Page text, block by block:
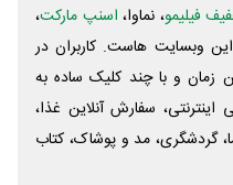
فیلیمو، نماوا، اسنپ مارکت،
وبسایت ‌هاست. کاربران در
زمان و با چند کلیک ساده به
سفارش آنلاین غذا،
گردشگری، مد و پوشاک، کتاب